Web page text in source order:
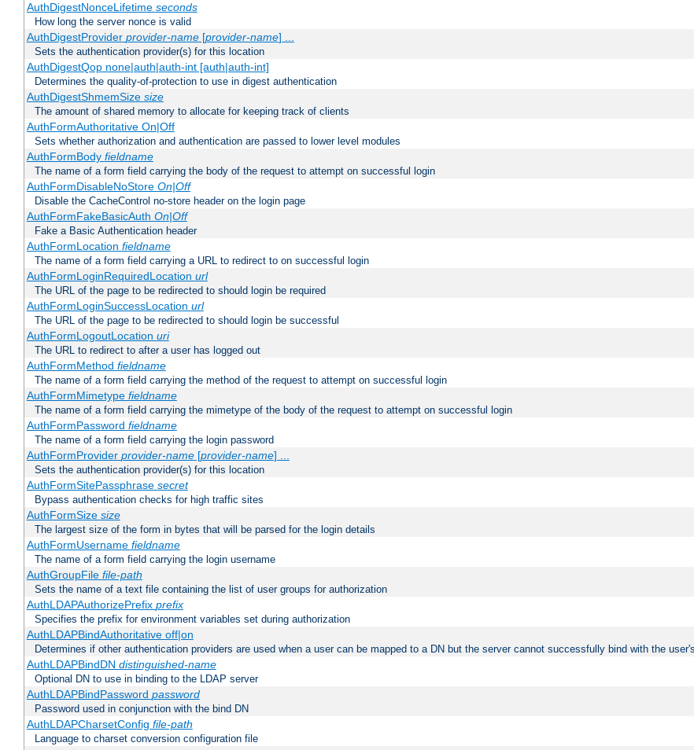
AuthDigestNonceLifetime seconds
How long the server nonce is valid
AuthDigestProvider provider-name[provider-name] ...
Sets the authentication provider(s) for this location
AuthDigestQop none|auth|auth-int [auth|auth-int]
Determines the quality-of-protection to use in digest authentication
AuthDigestShmemSize size
The amount of shared memory to allocate for keeping track of clients
AuthFormAuthoritative On|Off
Sets whether authorization and authentication are passed to lower level modules
AuthFormBody fieldname
The name of a form field carrying the body of the request to attempt on successful login
AuthFormDisableNoStore On|Off
Disable the CacheControl no-store header on the login page
AuthFormFakeBasicAuth On|Off
Fake a Basic Authentication header
AuthFormLocation fieldname
The name of a form field carrying a URL to redirect to on successful login
AuthFormLoginRequiredLocation url
The URL of the page to be redirected to should login be required
AuthFormLoginSuccessLocation url
The URL of the page to be redirected to should login be successful
AuthFormLogoutLocation uri
The URL to redirect to after a user has logged out
AuthFormMethod fieldname
The name of a form field carrying the method of the request to attempt on successful login
AuthFormMimetype fieldname
The name of a form field carrying the mimetype of the body of the request to attempt on successful login
AuthFormPassword fieldname
The name of a form field carrying the login password
AuthFormProvider provider-name[provider-name] ...
Sets the authentication provider(s) for this location
AuthFormSitePassphrase secret
Bypass authentication checks for high traffic sites
AuthFormSize size
The largest size of the form in bytes that will be parsed for the login details
AuthFormUsername fieldname
The name of a form field carrying the login username
AuthGroupFile file-path
Sets the name of a text file containing the list of user groups for authorization
AuthLDAPAuthorizePrefix prefix
Specifies the prefix for environment variables set during authorization
AuthLDAPBindAuthoritative off|on
Determines if other authentication providers are used when a user can be mapped to a DN but the server cannot successfully bind with the
AuthLDAPBindDN distinguished-name
Optional DN to use in binding to the LDAP server
AuthLDAPBindPassword password
Password used in conjunction with the bind DN
AuthLDAPCharsetConfig file-path
Language to charset conversion configuration file